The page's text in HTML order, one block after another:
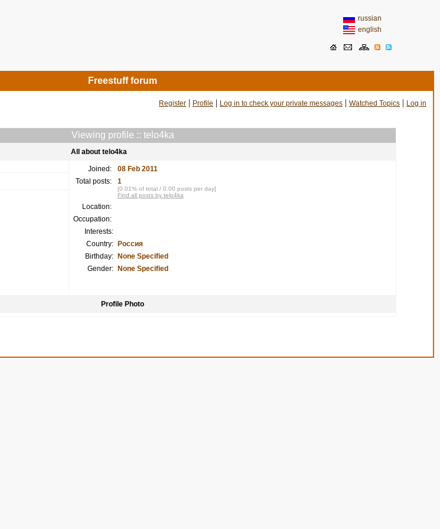
russian
english
Freestuff forum
Register | Profile | Log in to check your private messages | Watched Topics | Log in
Viewing profile :: telo4ka
All about telo4ka
Joined:
08 Feb 2011
Total posts:
1
[0.01% of total / 0.00 posts per day]
Find all posts by telo4ka
Location:
Occupation:
Interests:
Country:
Россия
Birthday:
None Specified
Gender:
None Specified
Profile Photo